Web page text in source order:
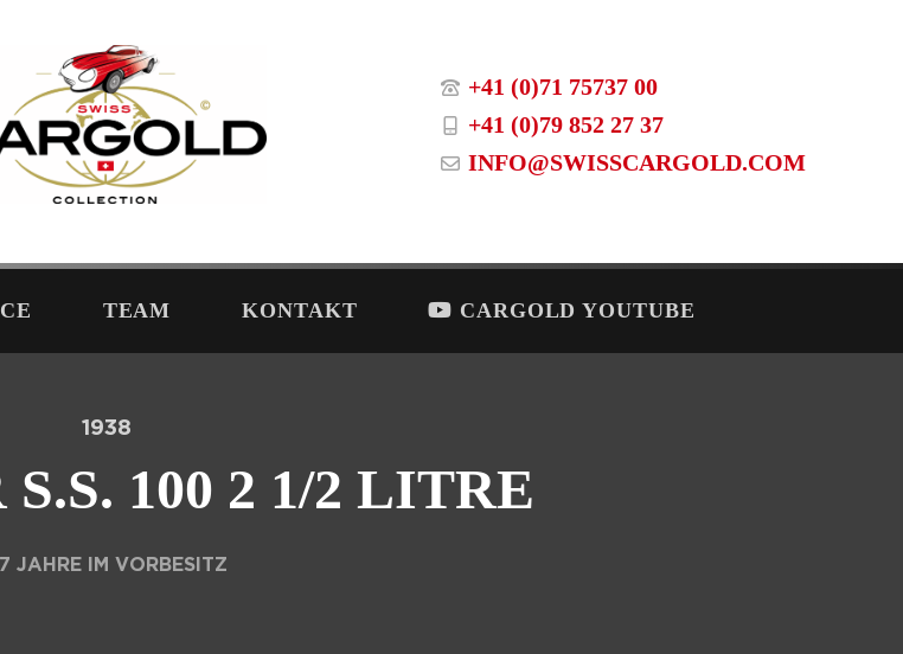
+41 (0)71 75737 00
+41 (0)79 852 27 37
INFO@SWISSCARGOLD.COM
TEAM KONTAKT CARGOLD YOUTUBE
1938
100 2 1/2 LITRE
JAHRE IM VORBESITZ